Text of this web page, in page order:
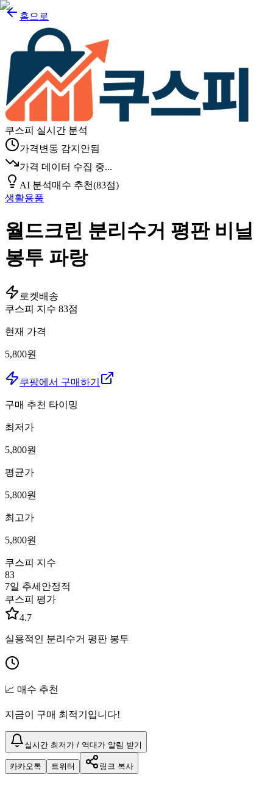
홈으로
쿠스피 실시간 분석
가격변동 감지안됨
가격 데이터 수집 중...
AI 분석매수 추천(83점)
생활용품
월드크린 분리수거 평판 비닐
봉투 파랑
로켓배송
쿠스피 지수 83점
현재 가격
5,800원
쿠팡에서 구매하기
구매 추천 타이밍
최저가
5,800원
평균가
5,800원
최고가
5,800원
쿠스피 지수
83
7일 추세 안정적
쿠스피 평가
4.7
실용적인 분리수거 평판 봉투
📈 매수 추천
지금이 구매 최적기입니다!
실시간 최저가 / 역대가 알림 받기
카카오톡 트위터 링크 복사